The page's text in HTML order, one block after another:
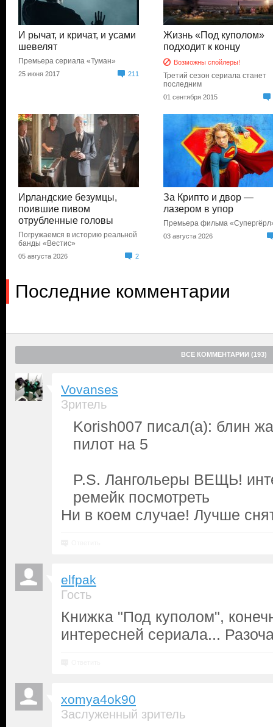
И рычат, и кричат, и усами
шевелят
Премьера сериала «Туман»
25 июня 2017 211
Жизнь «Под куполом»
подходит к концу
Возможны спойлеры!
Третий сезон сериала станет
последним
01 сентября 2015
Ирландские безумцы,
поившие пивом
отрубленные головы
Погружаемся в историю реальной
банды «Вестис»
05 августа 2026 2
За Крипто и двор —
лазером в упор
Премьера фильма
03 августа 2026
Последние комментарии
ВСЕ КОММЕНТАРИИ (193)
Vovanses
Зритель
Korish007 писал(а): блин
пилот на 5
P.S. Лангольеры ВЕЩЬ!
ремейк посмотреть
Ни в коем случае! Лучше
elfpak
Гость
Книжка "Под куполом",
интересней сериала...
xomya4ok90
Заслуженный зритель